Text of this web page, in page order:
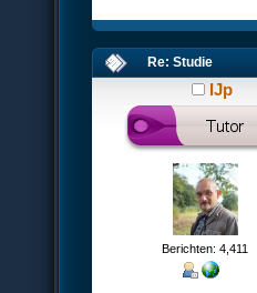
Re: Studie
IJp
Berichten: 4,411